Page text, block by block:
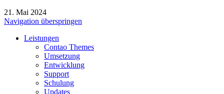
21. Mai 2024
Navigation überspringen
Leistungen
Contao Themes
Umsetzung
Entwicklung
Support
Schulung
Updates